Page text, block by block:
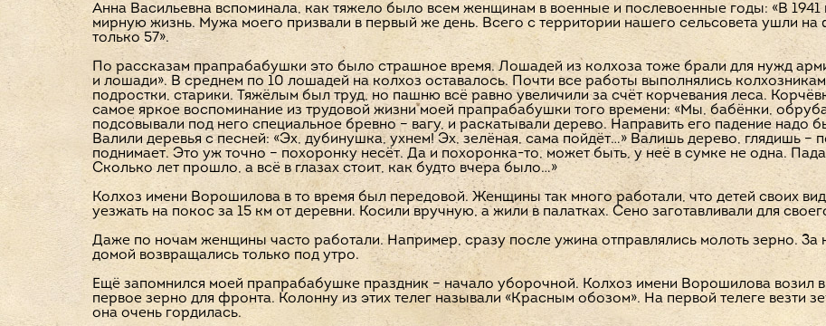
Анна Васильевна вспоминала, как тяжело было всем женщинам в военные и послевоенные годы: «В
мирную жизнь. Мужа моего призвали в первый же день. Всего с территории нашего сельсовета ушли
только 57».
По рассказам прапрабабушки это было страшное время. Лошадей из колхоза тоже брали для нужд
и лошади». В среднем по 10 лошадей на колхоз оставалось. Почти все работы выполнялись
подростки, старики. Тяжёлым был труд, но пашню всё равно увеличили за счёт корчевания леса.
самое яркое воспоминание из трудовой жизни моей прапрабабушки того времени: «Мы, бабёнки,
подсовывали под него специальное бревно – вагу, и раскатывали дерево. Направить его падение надо
Валили деревья с песней: «Эх, дубинушка, ухнем! Эх, зелёная, сама пойдёт…» Валишь дерево, глядишь –
поднимает. Это уж точно – похоронку несёт. Да и похоронка-то, может быть, у неё в сумке не одна.
Сколько лет прошло, а всё в глазах стоит, как будто вчера было…»
Колхоз имени Ворошилова в то время был передовой. Женщины так много работали, что детей своих
уезжать на покос за 15 км от деревни. Косили вручную, а жили в палатках. Сено заготавливали для
Даже по ночам женщины часто работали. Например, сразу после ужина отправлялись молоть зерно.
домой возвращались только под утро.
Ещё запомнился моей прапрабабушке праздник – начало уборочной. Колхоз имени Ворошилова возил
первое зерно для фронта. Колонну из этих телег называли «Красным обозом». На первой телеге везти
она очень гордилась.